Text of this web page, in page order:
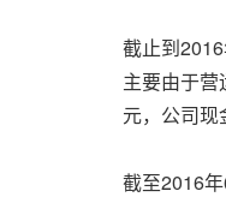
截止到
主要由于
元，公司现
截至2016